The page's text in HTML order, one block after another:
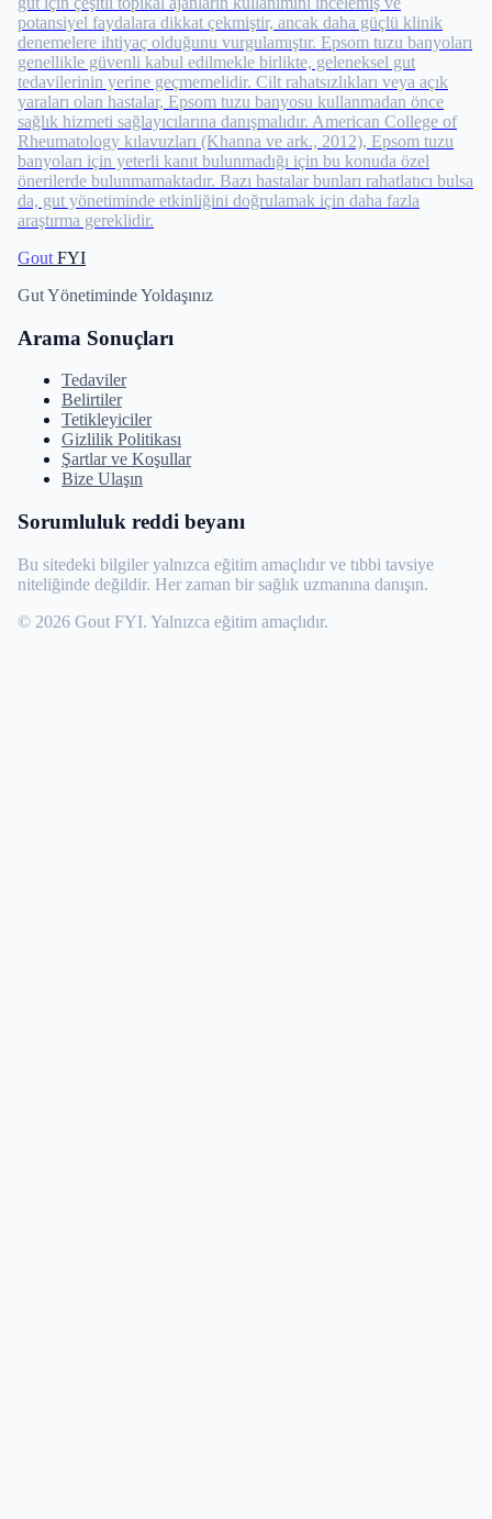
potansiyel faydalara dikkat çekmiştir, ancak daha güçlü klinik
denemelere ihtiyaç olduğunu vurgulamıştır. Epsom tuzu banyoları
genellikle güvenli kabul edilmekle birlikte, geleneksel gut
tedavilerinin yerine geçmemelidir. Cilt rahatsızlıkları veya açık
yaraları olan hastalar, Epsom tuzu banyosu kullanmadan önce
sağlık hizmeti sağlayıcılarına danışmalıdır. American College of
Rheumatology kılavuzları (Khanna ve ark., 2012), Epsom tuzu
banyoları için yeterli kanıt bulunmadığı için bu konuda özel
önerilerde bulunmamaktadır. Bazı hastalar bunları rahatlatıcı bulsa
da, gut yönetiminde etkinliğini doğrulamak için daha fazla
araştırma gereklidir.
Gout FYI
Gut Yönetiminde Yoldaşınız
Arama Sonuçları
Tedaviler
Belirtiler
Tetikleyiciler
Gizlilik Politikası
Şartlar ve Koşullar
Bize Ulaşın
Sorumluluk reddi beyanı
Bu sitedeki bilgiler yalnızca eğitim amaçlıdır ve tıbbi tavsiye
niteliğinde değildir. Her zaman bir sağlık uzmanına danışın.
© 2026 Gout FYI. Yalnızca eğitim amaçlıdır.